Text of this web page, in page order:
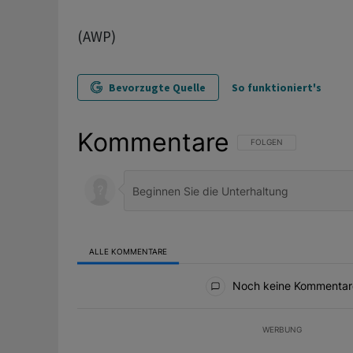
(AWP)
Bevorzugte Quelle So funktioniert's
Kommentare FOLGE DIESER
FOLGEN
ALLE KOMMENTARE
Noch keine
WERBUNG